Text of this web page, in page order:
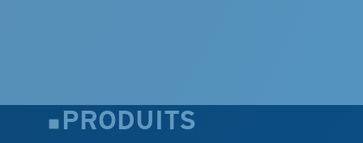
PRODUITS